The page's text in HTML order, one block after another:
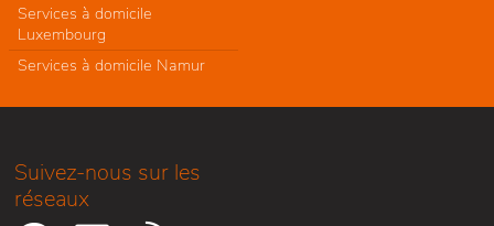
Services à domicile
Luxembourg
Services à domicile Namur
Suivez-nous sur les
réseaux